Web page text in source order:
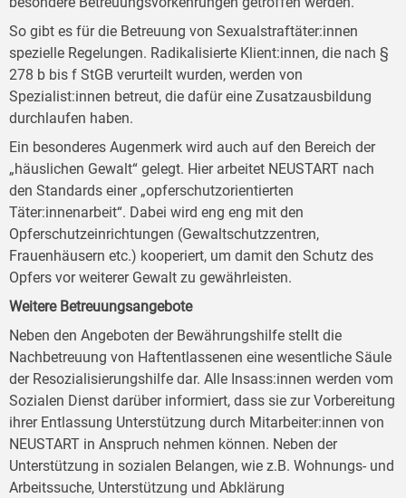
So gibt es für die Betreuung von Sexualstraftäter:innen
spezielle Regelungen. Radikalisierte Klient:innen, die nach §
278 b bis f StGB verurteilt wurden, werden von
Spezialist:innen betreut, die dafür eine Zusatzausbildung
durchlaufen haben.
Ein besonderes Augenmerk wird auch auf den Bereich der
„häuslichen Gewalt“ gelegt. Hier arbeitet NEUSTART nach
den Standards einer „opferschutzorientierten
Täter:innenarbeit“. Dabei wird eng eng mit den
Opferschutzeinrichtungen (Gewaltschutzzentren,
Frauenhäusern etc.) kooperiert, um damit den Schutz des
Opfers vor weiterer Gewalt zu gewährleisten.
Weitere Betreuungsangebote
Neben den Angeboten der Bewährungshilfe stellt die
Nachbetreuung von Haftentlassenen eine wesentliche Säule
der Resozialisierungshilfe dar. Alle Insass:innen werden vom
Sozialen Dienst darüber informiert, dass sie zur Vorbereitung
ihrer Entlassung Unterstützung durch Mitarbeiter:innen von
NEUSTART in Anspruch nehmen können. Neben der
Unterstützung in sozialen Belangen, wie z.B. Wohnungs- und
Arbeitssuche, Unterstützung und Abklärung